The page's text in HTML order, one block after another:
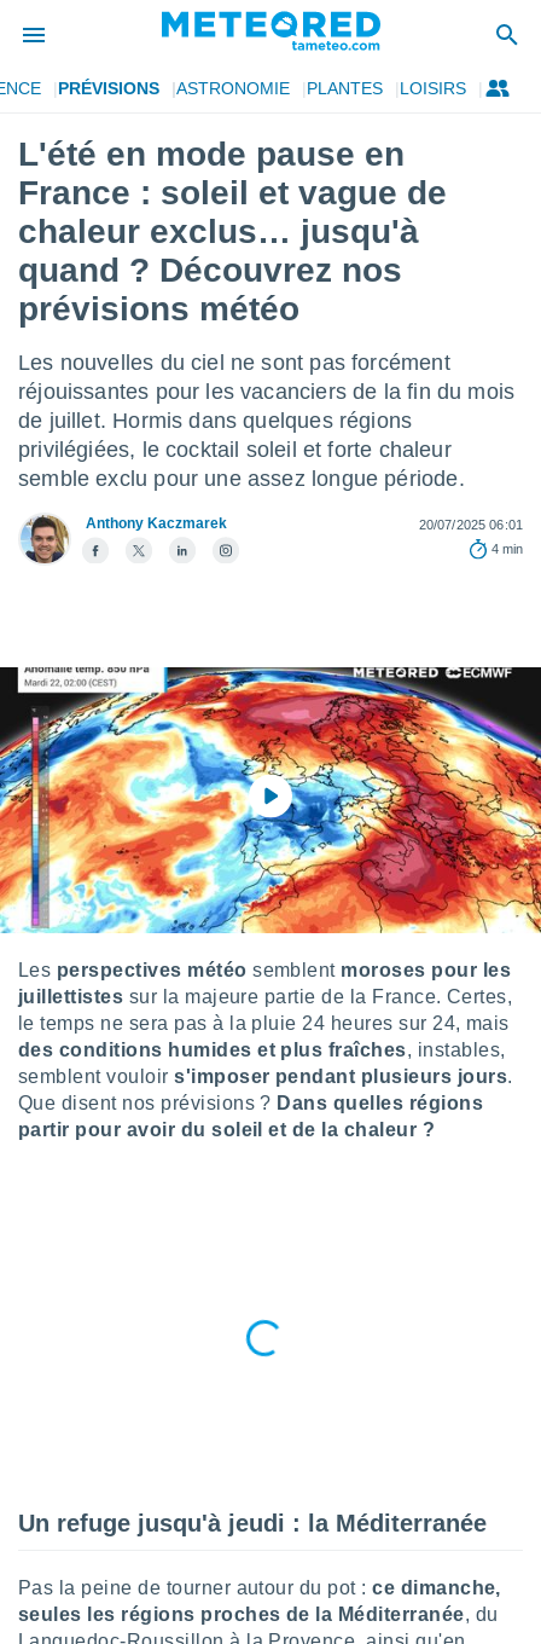
de
a
par
en
les
des
par le
nous
de
à vous
des
de très
sur
et
»,
du
ACCEPTER
CONTINUER
PARAMÈTRES
PRÉVISIONS ASTRONOMIE PLANTES LOISIRS
L'été en mode pause en
France : soleil et vague de
chaleur exclus… jusqu'à
quand ? Découvrez nos
prévisions météo
Les nouvelles du ciel ne sont pas forcément
réjouissantes pour les vacanciers de la fin du mois
de juillet. Hormis dans quelques régions
privilégiées, le cocktail soleil et forte chaleur
semble exclu pour une assez longue période.
Anthony Kaczmarek
20/07/2025 06:01
4 min
Les perspectives météo semblent moroses pour les
juillettistes sur la majeure partie de la France. Certes,
le temps ne sera pas à la pluie 24 heures sur 24, mais
des conditions humides et plus fraîches, instables,
semblent vouloirs'imposer pendant plusieurs jours.
Que disent nos prévisions ? Dans quelles régions
partir pour avoir du soleil et de la chaleur ?
Un refuge jusqu'à jeudi : la Méditerranée
Pas la peine de tourner autour du pot :ce dimanche,
seules les régions proches de la Méditerranée, du